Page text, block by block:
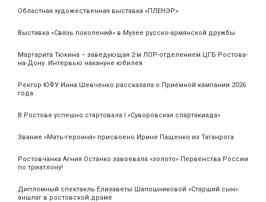
Областная художественная выставка «ПЛЕНЭР»
Выставка «Связь поколений» в Музее русско-армянской дружбы
Маргарита Тюкина – заведующая 2-м ЛОР-отделением ЦГБ Ростова-
на-Дону. Интервью накануне юбилея
Ректор ЮФУ Инна Шевченко рассказала о Приемной кампании 2026
года
В Ростове успешно стартовала I «Суворовская спартакиада»
Звание «Мать‑героиня» присвоено Ирине Пащенко из Таганрога
Ростовчанка Агния Останко завоевала «золото» Первенства России
по триатлону!
Дипломный спектакль Елизаветы Шапошниковой «Старший сын»:
аншлаг в ростовской драме